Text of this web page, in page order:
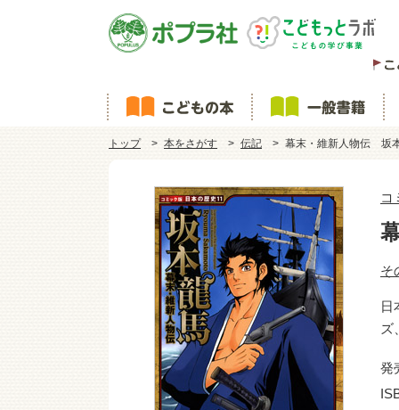
トップ 本をさがす 伝記 幕末・維新人物伝 坂
コ
そ
日
ズ
発